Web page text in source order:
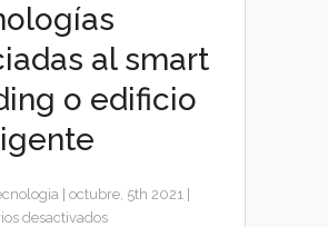
al smart
o edificio
octubre, 5th 2021
desactivadosen